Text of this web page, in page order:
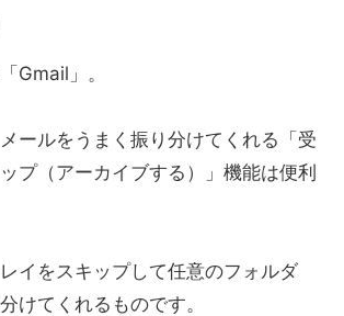
Gmail」。
ールをうまく振り分けてくれる「受
プ（アーカイブする）」機能は便利
イをスキップして任意のフォルダ
けてくれるものです。